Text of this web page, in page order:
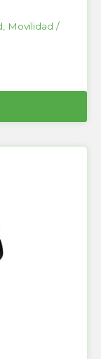
, Movilidad /